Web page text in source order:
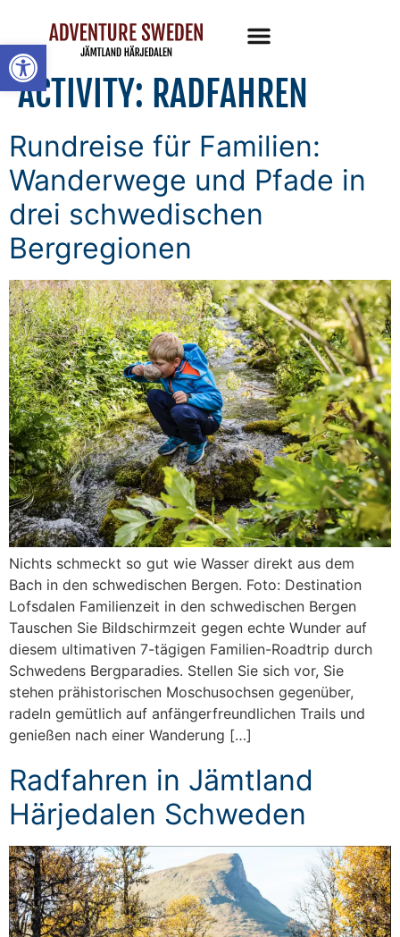
Werkzeugleiste öffnen
ACTIVITY: RADFAHREN
Rundreise für Familien:
Wanderwege und Pfade in
drei schwedischen
Bergregionen
Nichts schmeckt so gut wie Wasser direkt aus dem
Bach in den schwedischen Bergen. Foto: Destination
Lofsdalen Familienzeit in den schwedischen Bergen
Tauschen Sie Bildschirmzeit gegen echte Wunder auf
diesem ultimativen 7-tägigen Familien-Roadtrip durch
Schwedens Bergparadies. Stellen Sie sich vor, Sie
stehen prähistorischen Moschusochsen gegenüber,
radeln gemütlich auf anfängerfreundlichen Trails und
genießen nach einer Wanderung […]
Radfahren in Jämtland
Härjedalen Schweden